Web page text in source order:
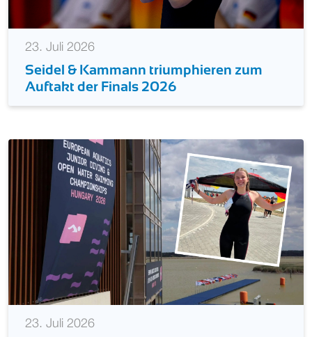
23. Juli 2026
Seidel & Kammann triumphieren zum
Auftakt der Finals 2026
23. Juli 2026